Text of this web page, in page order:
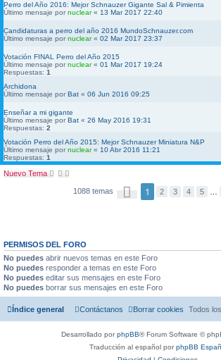
Perro del Año 2016: Mejor Schnauzer Gigante Sal & Pimienta
Último mensaje por nuclear« 13 Mar 2017 22:40
Candidaturas a perro del año 2016 MundoSchnauzer.com
Último mensaje por nuclear« 02 Mar 2017 23:37
Votación FINAL Perro del Año 2015
Último mensaje por nuclear« 01 Mar 2017 19:24
Respuestas: 1
Archidona
Último mensaje por Bat « 06 Jun 2016 09:25
Enseñar a mi gigante
Último mensaje por Bat « 26 May 2016 19:31
Respuestas: 2
Votación Perro del Año 2015: Mejor Schnauzer Miniatura N&P
Último mensaje por nuclear« 10 Abr 2016 11:21
Respuestas: 1
Nuevo Tema
1088 temas
2
2
1 2 3 4 5
PERMISOS DEL FORO
No puedes abrir nuevos temas en este Foro
No puedes responder a temas en este Foro
No puedes editar sus mensajes en este Foro
No puedes borrar sus mensajes en este Foro
Índice general Todos
Borrar cookies
Contáctanos
Desarrollado porphpBB® Forum Software ©
Traducción al español porphpBB